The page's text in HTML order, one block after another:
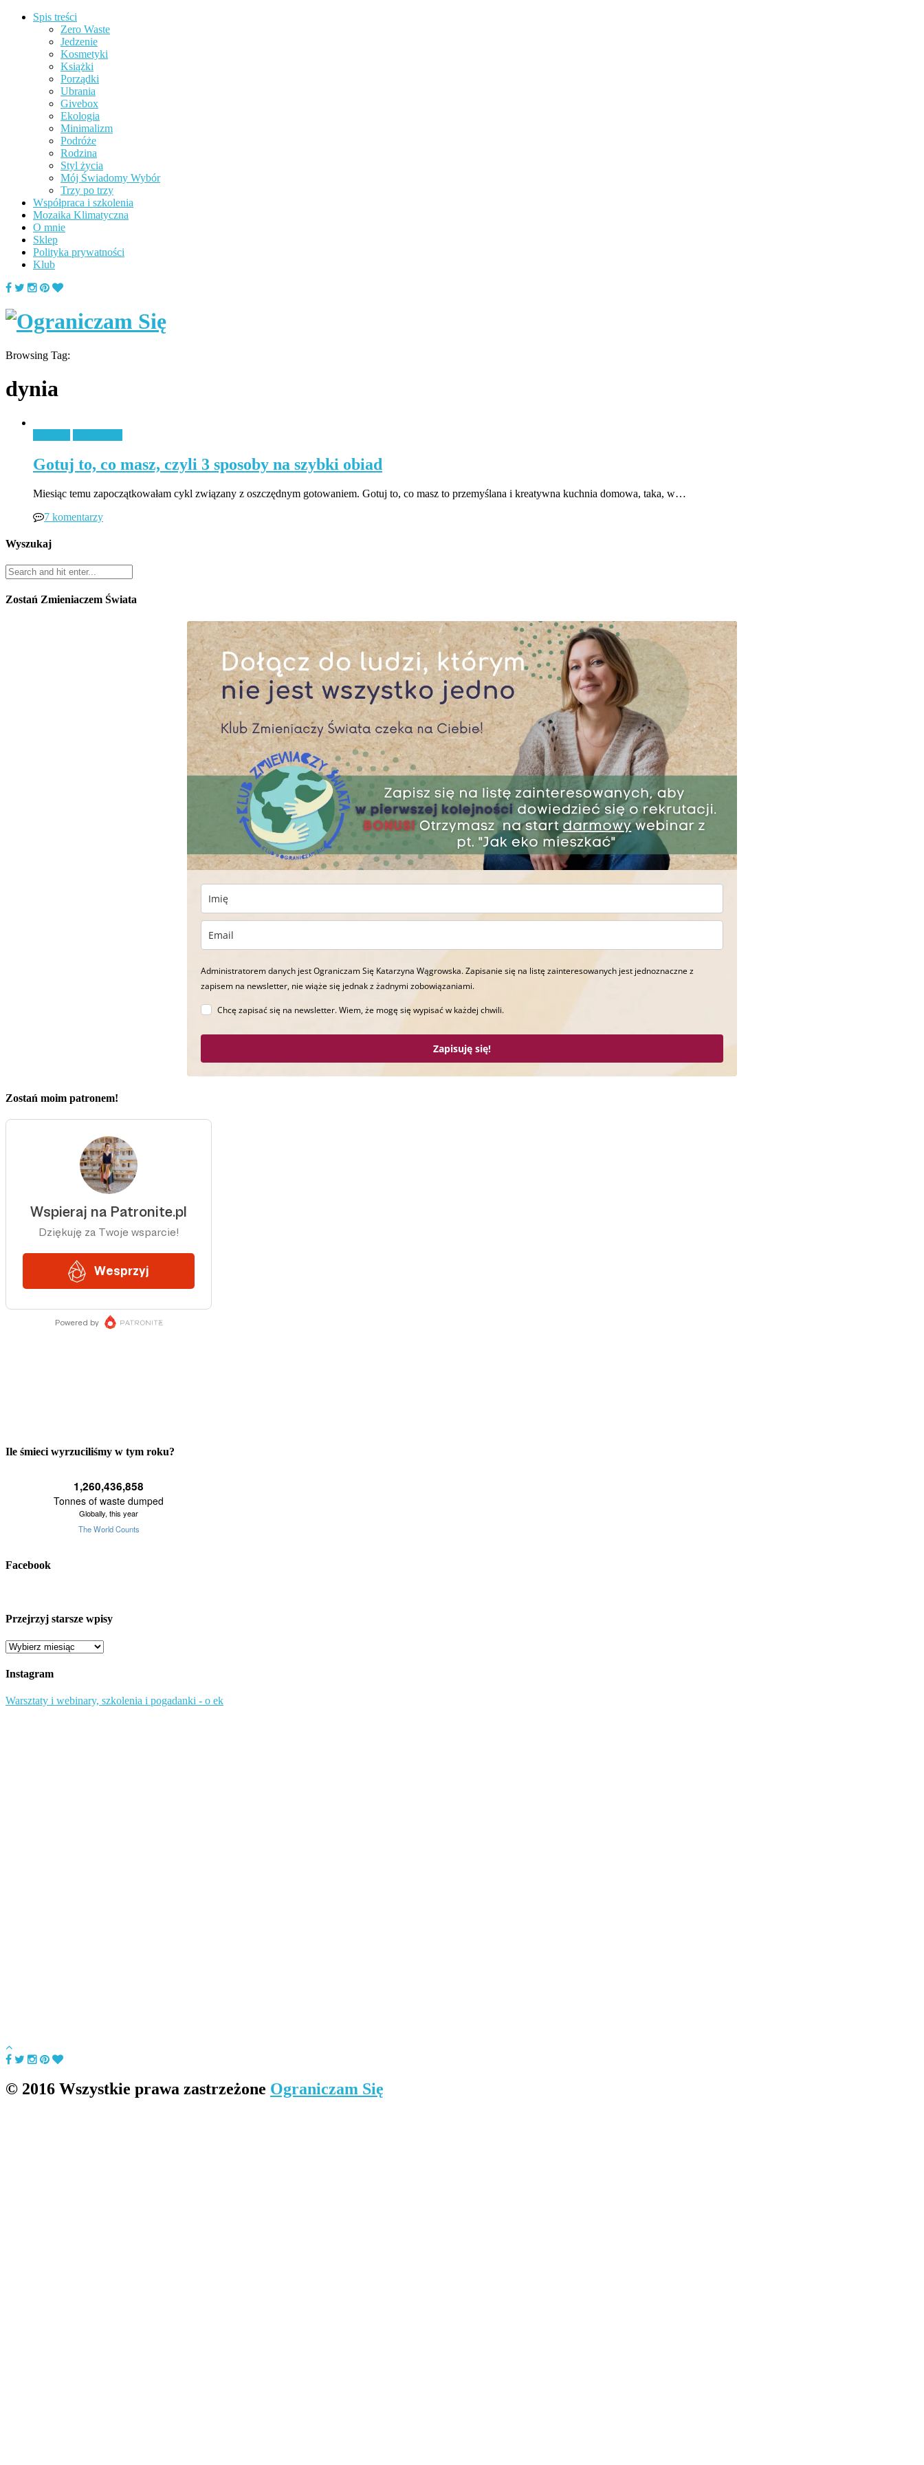
Spis treści
Zero Waste
Jedzenie
Kosmetyki
Książki
Porządki
Ubrania
Givebox
Ekologia
Minimalizm
Podróże
Rodzina
Styl życia
Mój Świadomy Wybór
Trzy po trzy
Współpraca i szkolenia
Mozaika Klimatyczna
O mnie
Sklep
Polityka prywatności
Klub
Browsing Tag:
dynia
Gotuj to, co masz, czyli 3 sposoby na szybki obiad
Miesiąc temu zapoczątkowałam cykl związany z oszczędnym gotowaniem. Gotuj to, co masz to przemyślana i kreatywna kuchnia domowa, taka, w…
7 komentarzy
Wyszukaj
Zostań Zmieniaczem Świata
Administratorem danych jest Ograniczam Się Katarzyna Wągrowska. Zapisanie się na listę zainteresowanych jest jednoznaczne z
zapisem na newsletter, nie wiąże się jednak z żadnymi zobowiązaniami.
Chcę zapisać się na newsletter. Wiem, że mogę się wypisać w każdej chwili.
Zapisuję się!
Zostań moim patronem!
Ile śmieci wyrzuciliśmy w tym roku?
Facebook
Przejrzyj starsze wpisy
Przejrzyj
wpisy
Instagram
Warsztaty i webinary, szkolenia i pogadanki - o ek
© 2016 Wszystkie prawa zastrzeżone Ograniczam Się